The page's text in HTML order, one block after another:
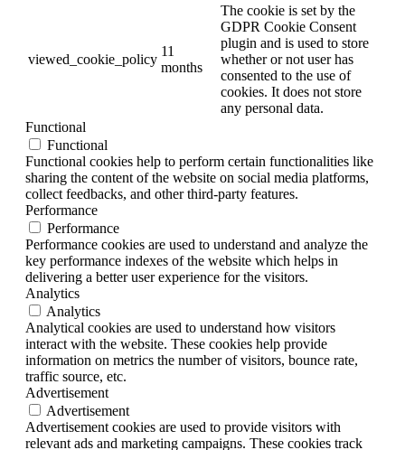
viewed_cookie_policy
11
months
The cookie is set by the
GDPR Cookie Consent
plugin and is used to store
whether or not user has
consented to the use of
cookies. It does not store
any personal data.
Functional
Functional
Functional cookies help to perform certain functionalities like
sharing the content of the website on social media platforms,
collect feedbacks, and other third-party features.
Performance
Performance
Performance cookies are used to understand and analyze the
key performance indexes of the website which helps in
delivering a better user experience for the visitors.
Analytics
Analytics
Analytical cookies are used to understand how visitors
interact with the website. These cookies help provide
information on metrics the number of visitors, bounce rate,
traffic source, etc.
Advertisement
Advertisement
Advertisement cookies are used to provide visitors with
relevant ads and marketing campaigns. These cookies track